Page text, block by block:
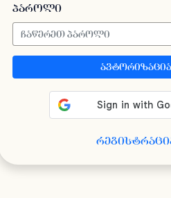
პაროლი
ავტორიზაცია